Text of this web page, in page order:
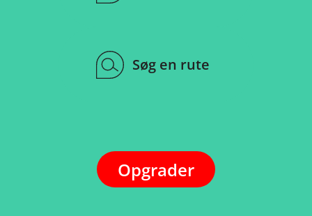
Søg en rute
Opgrader